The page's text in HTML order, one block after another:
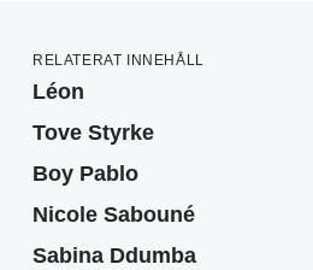
RELATERAT INNEHÅLL
Léon
Tove Styrke
Boy Pablo
Nicole Sabouné
Sabina Ddumba